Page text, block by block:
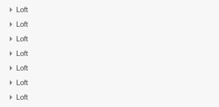
Loft
Loft
Loft
Loft
Loft
Loft
Loft